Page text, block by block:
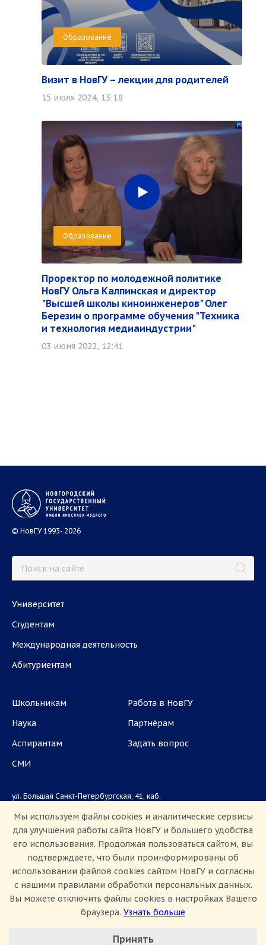
Образование
Визит в НовГУ – лекции для родителей
15 июля 2024, 13:18
Образование
Проректор по молодежной политике
НовГУ Ольга Калпинская и директор
"Высшей школы киноинженеров" Олег
Березин о программе обучения "Техника
и технология медиаиндустрии"
03 июня 2022, 12:41
© НовГУ 1993- 2026
Университет
Студентам
Международная деятельность
Абитуриентам
Школьникам
Наука
Аспирантам
СМИ
Работа в НовГУ
Партнёрам
Задать вопрос
ул. Большая Санкт-Петербургская, 41, каб.
Приемная комиссия: +7(8162)33-20-44
Сведения о доходах
Мы используем файлы cookies и аналитические сервисы
для улучшения работы сайта НовГУ и большего удобства
его использования. Продолжая пользоваться сайтом, вы
подтверждаете, что были проинформированы об
использовании файлов cookies сайтом НовГУ и согласны
с нашими правилами обработки персональных данных.
Вы можете отключить файлы cookies в настройках Вашего
браузера. Узнать больше
Минимальные
Принять